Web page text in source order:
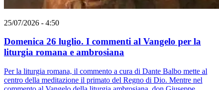
25/07/2026 - 4:50
Domenica 26 luglio. I commenti al Vangelo per la
liturgia romana e ambrosiana
Per la liturgia romana, il commento a cura di Dante Balbo mette al
centro della meditazione il primato del Regno di Dio. Mentre nel